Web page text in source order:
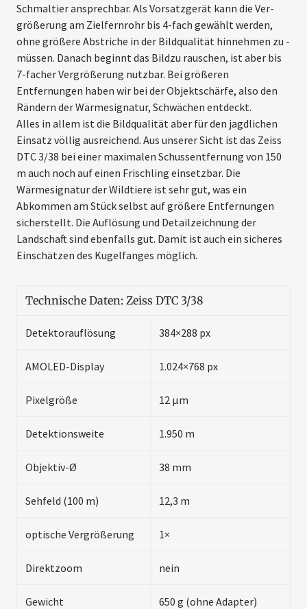
Schmaltier ansprechbar. Als Vorsatzgerät kann die Ver­
größerung am Zielfernrohr bis 4-fach gewählt werden,
ohne größere Abstriche in der Bildqualität hinnehmen zu ­
müssen. Danach beginnt das Bildzu rauschen, ist aber bis
7-facher ­Ver­größerung nutzbar. Bei größeren
Entfernungen haben wir bei der Objektschärfe, also den
Rändern der Wärmesignatur, Schwächen entdeckt.
Alles in allem ist die Bildqualität aber für den jagdlichen
Einsatz völlig ausreichend. Aus unserer Sicht ist das Zeiss
DTC 3/38 bei einer maximalen Schussentfernung von 150
m auch noch auf einen Frischling einsetzbar. Die
Wärmesignatur der Wildtiere ist sehr gut, was ein
Abkommen am Stück selbst auf größere Entfernungen
sicherstellt. Die Auflösung und Detailzeichnung der
Landschaft sind ebenfalls gut. Damit ist auch ein sicheres
Einschätzen des Kugelfanges möglich.
Technische Daten: Zeiss DTC 3/38
Detektorauflösung 384×288 px
AMOLED-Display 1.024×768 px
Pixelgröße 12 µm
Detektionsweite 1.950 m
Objektiv-Ø 38 mm
Sehfeld (100 m) 12,3 m
optische Vergrößerung 1×
Direktzoom nein
Gewicht 650 g (ohne Adapter)